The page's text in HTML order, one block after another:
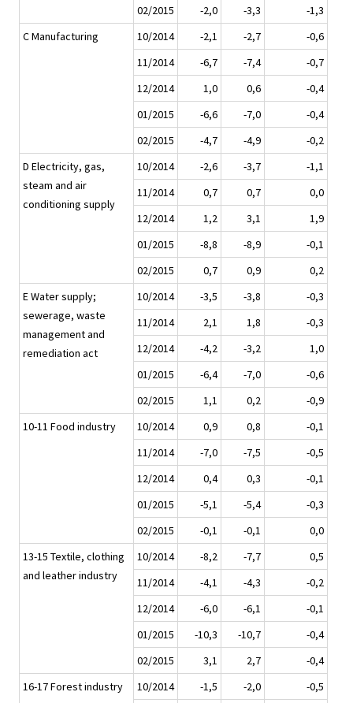
02/2015
-2,0 -3,3
-1,3
C Manufacturing
10/2014 -2,1 -2,7
-0,6
11/2014
-6,7 -7,4
-0,7
12/2014
1,0 0,6
-0,4
01/2015
-6,6 -7,0
-0,4
02/2015
-4,7 -4,9
-0,2
D Electricity, gas,
steam and air
conditioning supply
10/2014 -2,6 -3,7
-1,1
11/2014
0,7 0,7
0,0
12/2014
1,2 3,1
1,9
01/2015
-8,8 -8,9
-0,1
02/2015
0,7 0,9
0,2
E Water supply;
sewerage, waste
management and
remediation act
10/2014 -3,5 -3,8
-0,3
11/2014
2,1 1,8
-0,3
12/2014
-4,2 -3,2
1,0
01/2015
-6,4 -7,0
-0,6
02/2015
1,1 0,2
-0,9
10-11 Food industry
10/2014 0,9 0,8
-0,1
11/2014
-7,0 -7,5
-0,5
12/2014
0,4 0,3
-0,1
01/2015
-5,1 -5,4
-0,3
02/2015
-0,1 -0,1
0,0
13-15 Textile, clothing
and leather industry
10/2014 -8,2 -7,7
0,5
11/2014
-4,1 -4,3
-0,2
12/2014
-6,0 -6,1
-0,1
01/2015
-10,3 -10,7
-0,4
02/2015
3,1 2,7
-0,4
16-17 Forest industry
10/2014 -1,5 -2,0
-0,5